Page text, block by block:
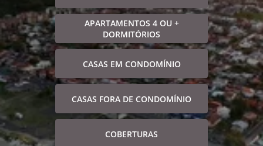
APARTAMENTOS 4 OU +
DORMITÓRIOS
CASAS EM CONDOMÍNIO
CASAS FORA DE CONDOMÍNIO
COBERTURAS